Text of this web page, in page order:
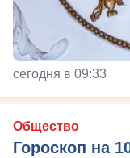
сегодня в 09:33
Общество
Гороскоп на